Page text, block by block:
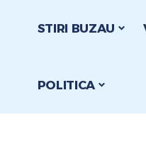
STIRI BUZAU
POLITICA